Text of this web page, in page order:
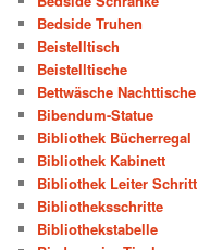
Bedside Truhen
Beistelltisch
Beistelltische
Bettwäsche Nachttische
Bibendum-Statue
Bibliothek Bücherregal
Bibliothek Kabinett
Bibliothek Leiter Schritt
Bibliotheksschritte
Bibliothekstabelle